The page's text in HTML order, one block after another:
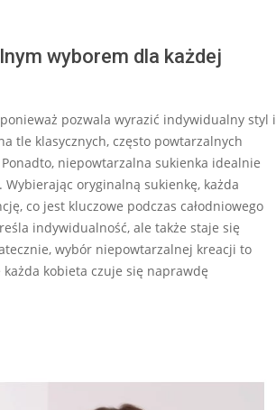
wyborem dla każdej
pozwala wyrazić indywidualny styl i
tle klasycznych, często powtarzalnych
niepowtarzalna sukienka idealnie
oryginalną sukienkę, każda
co jest kluczowe podczas całodniowego
indywidualność, ale także staje się
wybór niepowtarzalnej kreacji to
kobieta czuje się naprawdę